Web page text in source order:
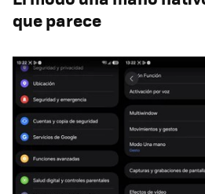
que parece